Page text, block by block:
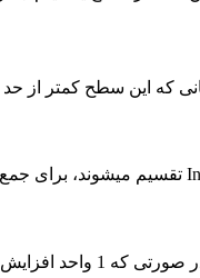
که این سطح کمتر از حد
تقسیم میشوند، برای جمع
نیز 0.1 درصد افزایش میابد.